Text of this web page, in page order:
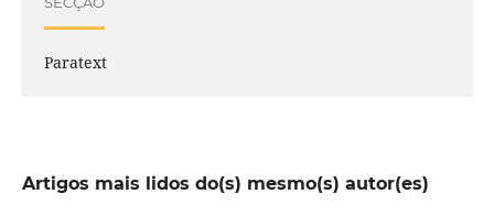
Paratext
Artigos mais lidos do(s) mesmo(s) autor(es)